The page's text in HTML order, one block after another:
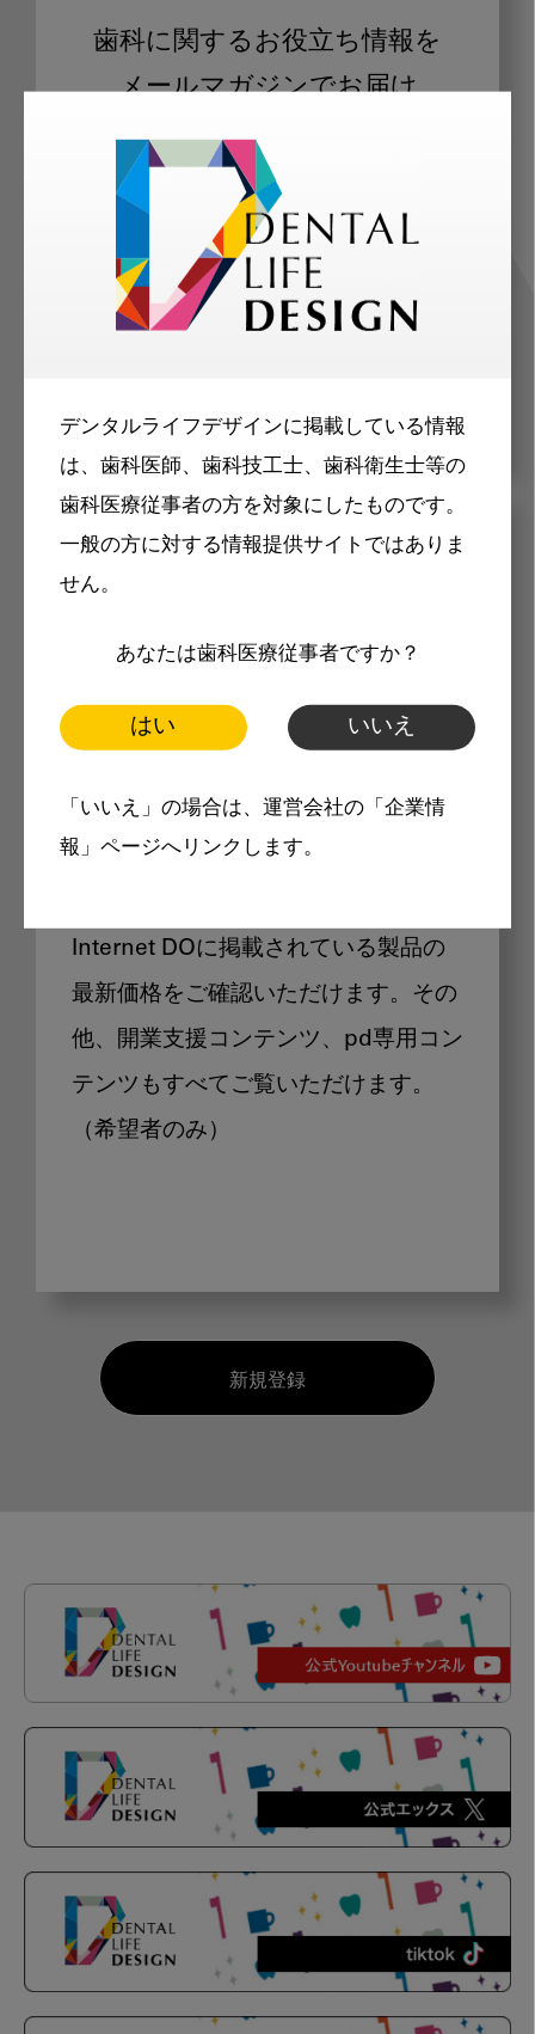
デンタルライフデザインに掲載している情報
は、歯科医師、歯科技工士、歯科衛生士等の
歯科医療従事者の方を対象にしたものです。
一般の方に対する情報提供サイトではありま
せん。
あなたは歯科医療従事者ですか？
はい いいえ
「いいえ」の場合は、運営会社の「企業情
報」ページへリンクします。
歯科に関するお役立ち情報を
メールマガジンでお届け
ご登録いただいた職種（歯科医師、歯
科衛生士、歯科技工士）に合わせた内
容のメールマガジンをお届けします。
メリット
製品価格も閲覧可能
Internet DOに掲載されている製品の
最新価格をご確認いただけます。その
他、開業支援コンテンツ、pd専用コン
テンツもすべてご覧いただけます。
（希望者のみ）
新規登録